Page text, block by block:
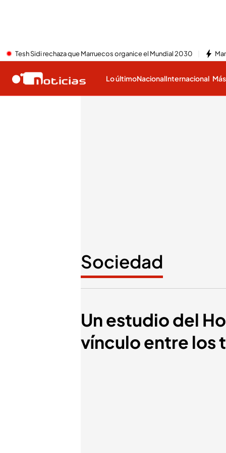
Tesh Sidi rechaza que Marruecos organice el Mundial 2030
Lo últimoNacionalInternacional Más
Sociedad
Un estudio del
vínculo entre los